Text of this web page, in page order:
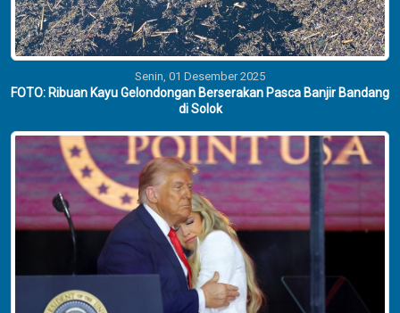
Selasa, 04 Agustus 2026
Hangatnya Diplomasi Prabowo dan PM Thailand dalam Balutan
Budaya Nusantara